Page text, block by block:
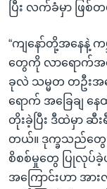
ပြီး လက်ခံမှာ ဖြ
“ကျနော်တို့အနေနဲ့ က
တွေကို လာရောက်အခ
ခုလဲ သမ္မတ တဦးအ
ရောက် အခြေချ န
တိုးခဲ့ပြီး ဒီထဲမှာ ဆီး
တယ်။ ဒုက္ခသည်တွေ
စိစစ်မှုတွေ ပြုလုပ်ခဲ့
အကြောင်းဟာ အာ